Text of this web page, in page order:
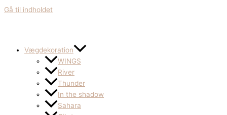
Gå til indholdet
Vægdekoration
WINGS
River
Thunder
In the shadow
Sahara